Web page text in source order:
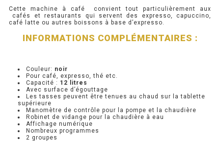
MEUBLE À PIZZA
PRÉSENTOIR À INGRÉDIENTS
PROFONDEUR 400 VITRÉE
PROFONDEUR 300 INOX
PROFONDEUR 400 INOX
Cette machine à café convient tout particulièrement aux
cafés et restaurants qui servent des expresso, capuccino,
café latte ou autres boissons à base d’expresso.
INFORMATIONS COMPLÉMENTAIRES :
Couleur: noir
Pour café, expresso, thé etc.
Capacité : 12 litres
Avec surface d’égouttage
Les tasses peuvent être tenues au chaud sur la tablette
supérieure
Manomètre de contrôle pour la pompe et la chaudière
Robinet de vidange pour la chaudière à eau
Affichage numérique
Nombreux programmes
2 groupes